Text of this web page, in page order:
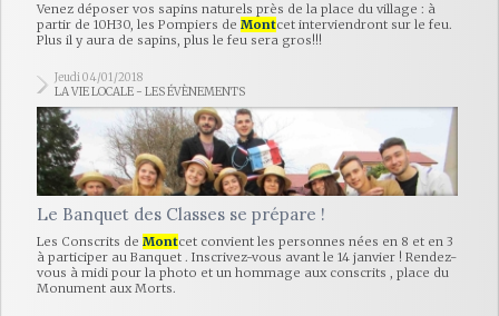
Venez déposer vos sapins naturels près de la place du village : à
partir de 10H30, les Pompiers de Montcet interviendront sur le feu.
Plus il y aura de sapins, plus le feu sera gros!!!
Jeudi 04/01/2018
LA VIE LOCALE - LES ÉVÈNEMENTS
Le Banquet des Classes se prépare !
Les Conscrits de Montcet convient les personnes nées en 8 et en 3
à participer au Banquet . Inscrivez-vous avant le 14 janvier ! Rendez-
vous à midi pour la photo et un hommage aux conscrits , place du
Monument aux Morts.